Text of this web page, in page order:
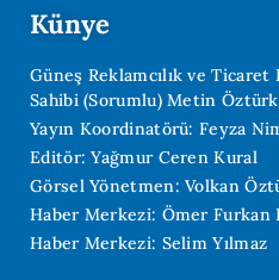
Künye
Güneş Reklamcılık ve
Sahibi (Sorumlu) Metin Öztürk
Yayın Koordinatörü: Feyza
Editör: Yağmur Ceren Kural
Görsel Yönetmen: Volkan
Haber Merkezi: Ömer Furkan
Haber Merkezi: Selim Yılmaz